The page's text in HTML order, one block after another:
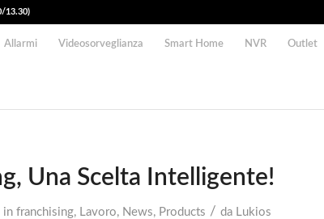
13.30)
Allarmi Videosorveglianza Smart Home NVR Outlet
Una Scelta Intelligente!
in franchising, Lavoro, News, Products / da Lukios